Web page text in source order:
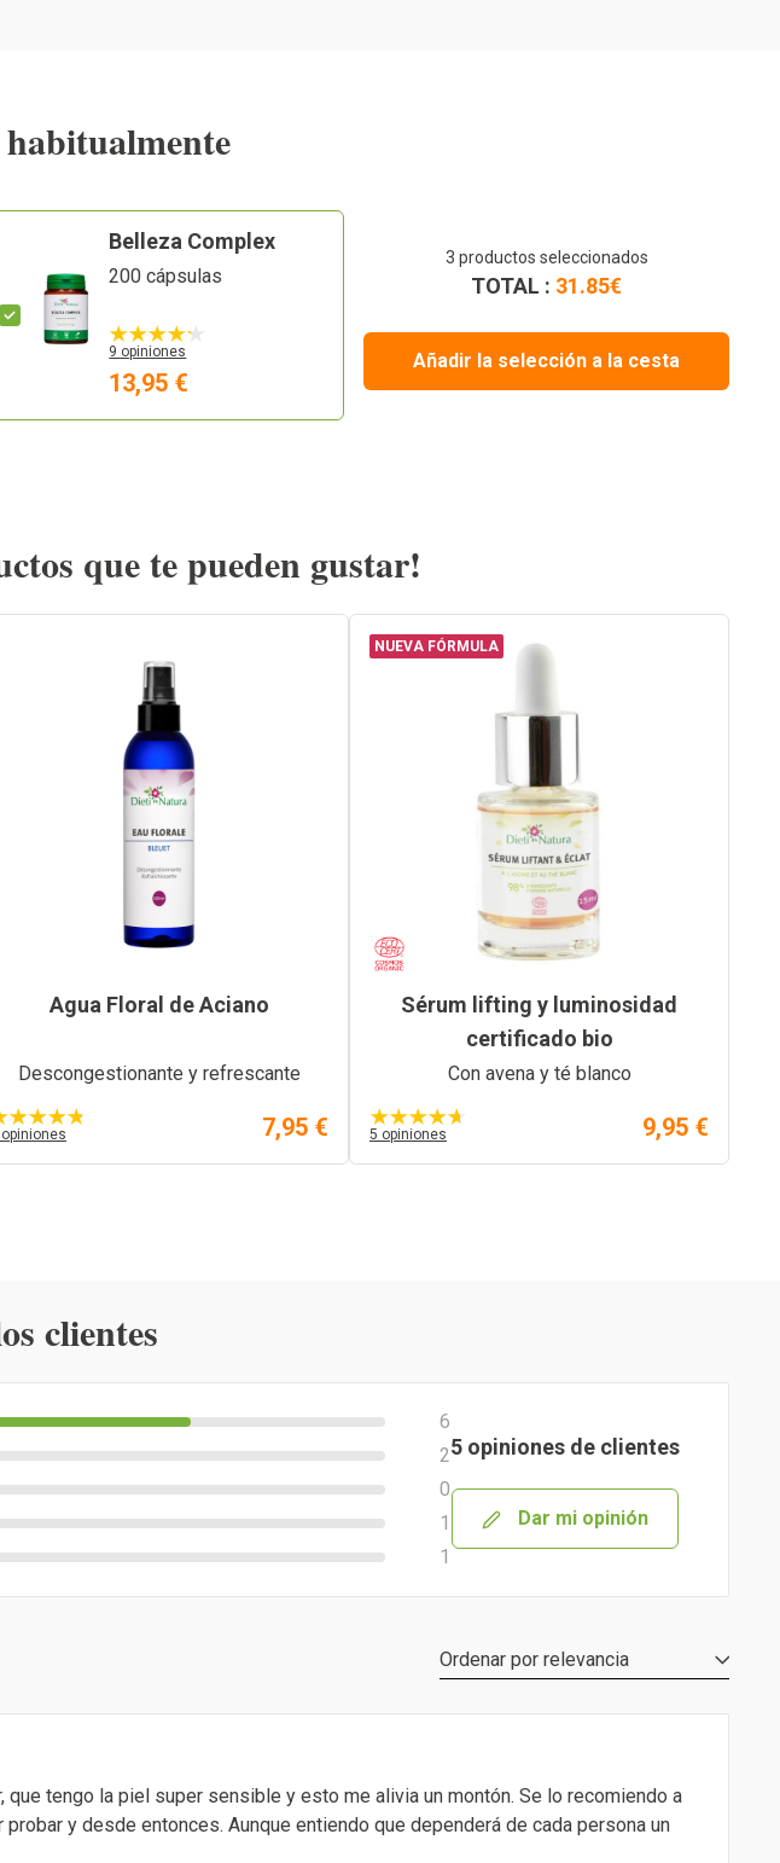
Belleza Complex
200 cápsulas
9 opiniones
13,95 €
3 productos seleccionados
TOTAL : 31.85€
Añadir la selección a la cesta
que te pueden gustar!
Agua Floral de Aciano
Descongestionante y refrescante
opiniones 7,95 €
NUEVA FÓRMULA
Sérum lifting y luminosidad
certificado bio
Con avena y té blanco
5 opiniones 9,95 €
clientes
6
2
0
1
1
5 opiniones de clientes
Dar mi opinión
Ordenar por relevancia
tengo la piel super sensible y esto me alivia un montón. Se lo recomiendo a
y desde entonces. Aunque entiendo que dependerá de cada persona un